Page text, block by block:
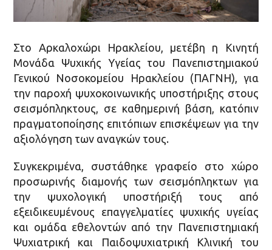
Στο Αρκαλοχώρι Ηρακλείου, μετέβη η Κινητή
Μονάδα Ψυχικής Υγείας του Πανεπιστημιακού
Γενικού Νοσοκομείου Ηρακλείου (ΠΑΓΝΗ), για
την παροχή ψυχοκοινωνικής υποστήριξης στους
σεισμόπληκτους, σε καθημερινή βάση, κατόπιν
πραγματοποίησης επιτόπιων επισκέψεων για την
αξιολόγηση των αναγκών τους.
Συγκεκριμένα, συστάθηκε γραφείο στο χώρο
προσωρινής διαμονής των σεισμόπληκτων για
την ψυχολογική υποστήριξή τους από
εξειδικευμένους επαγγελματίες ψυχικής υγείας
και ομάδα εθελοντών από την Πανεπιστημιακή
Ψυχιατρική και Παιδοψυχιατρική Κλινική του